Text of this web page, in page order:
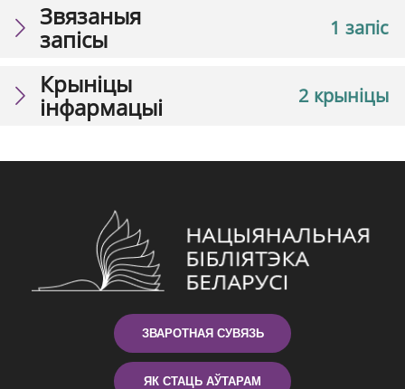
1 запіс
Звязаныя
запісы
2 крыніцы
Крыніцы
інфармацыі
ЗВАРОТНАЯ СУВЯЗЬ
ЯК СТАЦЬ АЎТАРАМ